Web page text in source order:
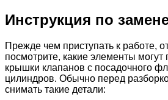
Инструкция по
Прежде чем приступать к работе,
посмотрите, какие элементы
крышки клапанов с посадочного
цилиндров. Обычно перед
снимать такие детали: